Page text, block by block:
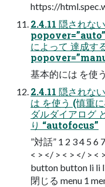
https://
2.4.11 隠されな
popover=”auto”
によって 達成す
基本的には を使
2.4.11 隠されな
は を使う (慎重
ダルダイアログ
り “autofocus”
”対話” 1 2 3 4 5 6
< > </ > < > </ >
button button li li
閉じる menu 1